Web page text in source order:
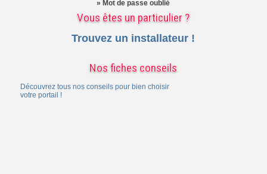
» Mot de passe oublié
Vous êtes un particulier ?
Trouvez un installateur !
Nos fiches conseils
Découvrez tous nos conseils pour bien choisir
votre portail !